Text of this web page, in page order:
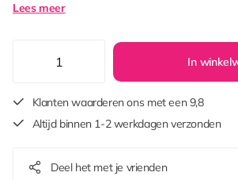
Lees meer
In
Klanten waarderen ons met een 9,8
Altijd binnen 1-2 werkdagen verzonden
Deel het met je vrienden